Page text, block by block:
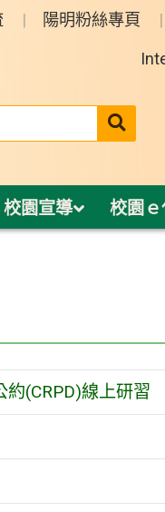
陽明粉絲專頁
送出
校園宣導 校園
(CRPD)線上研習